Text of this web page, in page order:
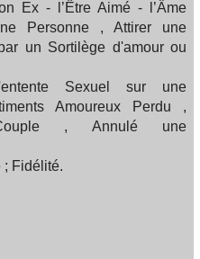
Ex - l’Être Aimé - l’Âme
Personne , Attirer une
un Sortilège d'amour ou
Sexuel sur une
Amoureux Perdu ,
, Annulé une
; Fidélité.